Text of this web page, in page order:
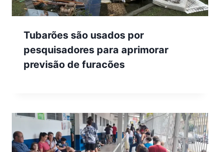
Tubarões são usados por
pesquisadores para aprimorar
previsão de furacões